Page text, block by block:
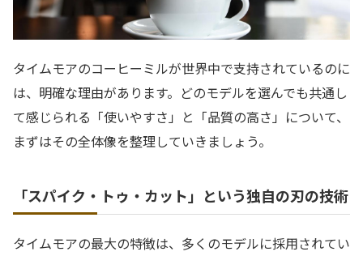
タイムモアのコーヒーミルが世界中で支持されているのに
は、明確な理由があります。どのモデルを選んでも共通し
て感じられる「使いやすさ」と「品質の高さ」について、
まずはその全体像を整理していきましょう。
「スパイク・トゥ・カット」という独自の刃の技術
タイムモアの最大の特徴は、多くのモデルに採用されてい